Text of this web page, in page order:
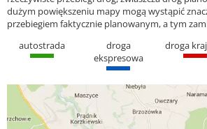
dużym powiększeniu mapy mogą wystąpić
przebiegiem faktycznie planowanym, a tym
autostrada
droga
ekspresowa
droga